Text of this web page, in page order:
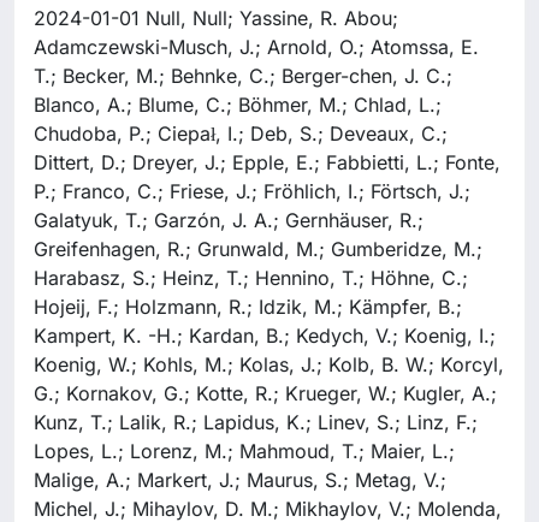
2024-01-01 Null, Null; Yassine, R. Abou;
Adamczewski-Musch, J.; Arnold, O.; Atomssa, E.
T.; Becker, M.; Behnke, C.; Berger-chen, J. C.;
Blanco, A.; Blume, C.; Böhmer, M.; Chlad, L.;
Chudoba, P.; Ciepał, I.; Deb, S.; Deveaux, C.;
Dittert, D.; Dreyer, J.; Epple, E.; Fabbietti, L.; Fonte,
P.; Franco, C.; Friese, J.; Fröhlich, I.; Förtsch, J.;
Galatyuk, T.; Garzón, J. A.; Gernhäuser, R.;
Greifenhagen, R.; Grunwald, M.; Gumberidze, M.;
Harabasz, S.; Heinz, T.; Hennino, T.; Höhne, C.;
Hojeij, F.; Holzmann, R.; Idzik, M.; Kämpfer, B.;
Kampert, K. -H.; Kardan, B.; Kedych, V.; Koenig, I.;
Koenig, W.; Kohls, M.; Kolas, J.; Kolb, B. W.; Korcyl,
G.; Kornakov, G.; Kotte, R.; Krueger, W.; Kugler, A.;
Kunz, T.; Lalik, R.; Lapidus, K.; Linev, S.; Linz, F.;
Lopes, L.; Lorenz, M.; Mahmoud, T.; Maier, L.;
Malige, A.; Markert, J.; Maurus, S.; Metag, V.;
Michel, J.; Mihaylov, D. M.; Mikhaylov, V.; Molenda,